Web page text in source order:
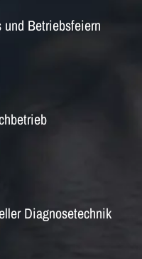
Betriebsfeiern
Diagnosetechnik